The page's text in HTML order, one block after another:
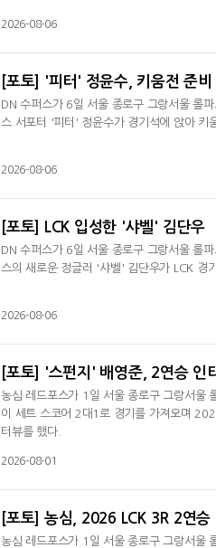
2026-08-06
[포토] '피터' 정윤수, 키움전 준비
DN 수퍼스가 6일 서울 종로구 그랑서울 롤
스 서포터 '피터' 정윤수가 경기석에 앉아 키
2026-08-06
[포토] LCK 입성한 '샤벨' 김단우
DN 수퍼스가 6일 서울 종로구 그랑서울 롤
스의 새로운 정글러 '샤벨' 김단우가 LCK 경
2026-08-06
[포토] '스펀지' 배영준, 2연승 인
농심 레드포스가 1일 서울 종로구 그랑서울
이 세트 스코어 2대1로 경기를 가져오며
터뷰를 했다.
2026-08-01
[포토] 농심, 2026 LCK 3R 2연승
농심 레드포스가 1일 서울 종로구 그랑서울